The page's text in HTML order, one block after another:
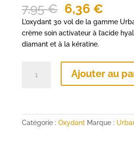
7,95€ Le
prix
initial
était :
6,36 €Le
prix
est :
L’oxydant 30 vol de la gamme
crème soin activateur à l’acide
diamant et à la kératine.
Urban
Ajouter au
Catégorie : Oxydant Marque :